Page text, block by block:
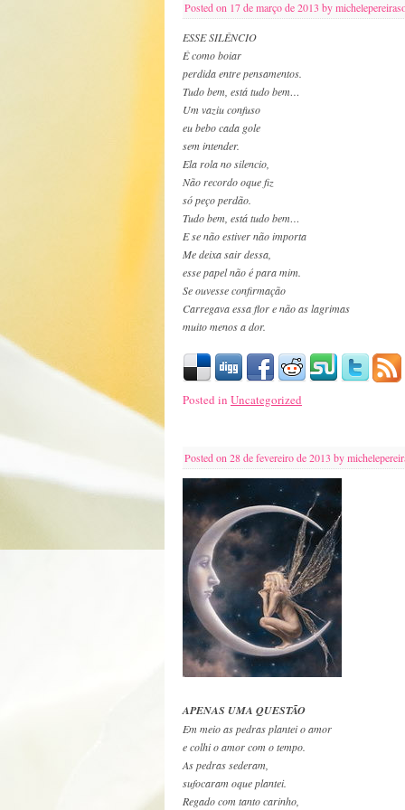
Posted on 17 de março de 2013 by
ESSE SILÊNCIO
É como boiar
perdida entre pensamentos.
Tudo bem, está tudo bem…
Um vaziu confuso
eu bebo cada gole
sem intender.
Ela rola no silencio,
Não recordo oque fiz
só peço perdão.
Tudo bem, está tudo bem…
E se não estiver não importa
Me deixa sair dessa,
esse papel não é para mim.
Se ouvesse confirmação
Carregava essa flor e não as lagrimas
muito menos a dor.
Posted in Uncategorized
Posted on 28 de fevereiro de 2013 by
APENAS UMA QUESTÃO
Em meio as pedras plantei o amor
e colhi o amor com o tempo.
As pedras sederam,
sufocaram oque plantei.
Regado com tanto carinho,